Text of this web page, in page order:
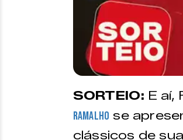
SORTEIO: E aí,
Ramalho se
clássicos de